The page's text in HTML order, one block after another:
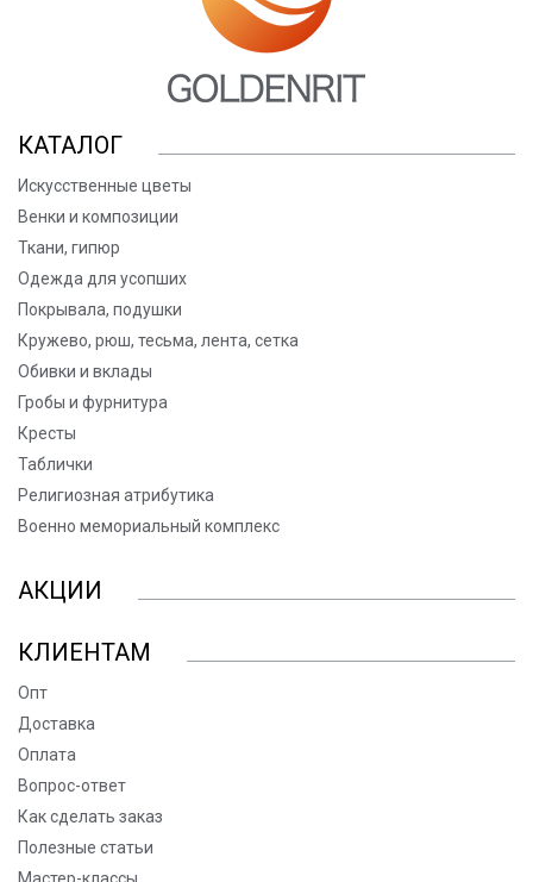
КАТАЛОГ
Искусственные цветы
Венки и композиции
Ткани, гипюр
Одежда для усопших
Покрывала, подушки
Кружево, рюш, тесьма, лента, сетка
Обивки и вклады
Гробы и фурнитура
Кресты
Таблички
Религиозная атрибутика
Военно мемориальный комплекс
АКЦИИ
КЛИЕНТАМ
Опт
Доставка
Оплата
Вопрос-ответ
Как сделать заказ
Полезные статьи